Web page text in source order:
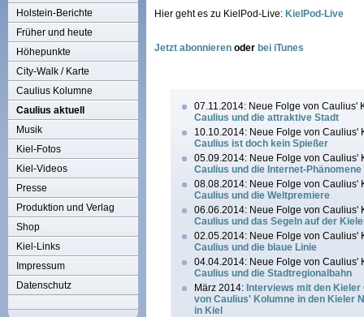
Holstein-Berichte
Früher und heute
Höhepunkte
City-Walk / Karte
Caulius Kolumne
Caulius aktuell
Musik
Kiel-Fotos
Kiel-Videos
Presse
Produktion und Verlag
Shop
Kiel-Links
Impressum
Datenschutz
Hier geht es zu KielPod-Live: KielPod-Live
Jetzt abonnieren oder bei iTunes
07.11.2014: Neue Folge von Caulius'
Caulius und die attraktive Stadt
10.10.2014: Neue Folge von Caulius'
Caulius ist doch kein Spießer
05.09.2014: Neue Folge von Caulius'
Caulius und die Internet-Phänomene
08.08.2014: Neue Folge von Caulius'
Caulius und die Weltpremiere
06.06.2014: Neue Folge von Caulius'
Caulius und das Segeln auf der
02.05.2014: Neue Folge von Caulius'
Caulius und die blaue Linie
04.04.2014: Neue Folge von Caulius'
Caulius und die Stadtregionalbahn
März 2014: Interviews mit den Kieler
von Caulius' Kolumne in den Kieler
in Kiel